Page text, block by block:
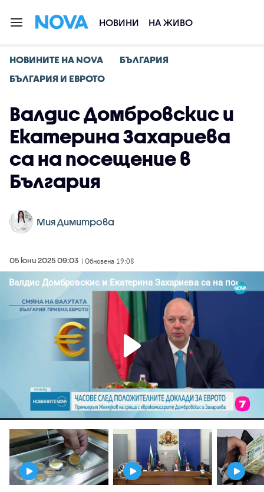
НОВИНИ НА ЖИВО
НОВИНИТЕ НА NOVA
БЪЛГАРИЯ
БЪЛГАРИЯ И ЕВРОТО
Валдис Домбровскис и
Екатерина Захариева
са на посещение в
България
Мия Димитрова
05 юни 2025 09:03 | Обновена 19:08